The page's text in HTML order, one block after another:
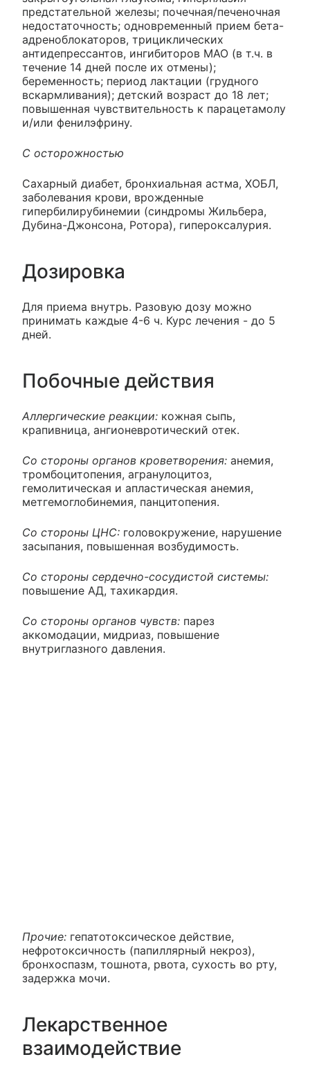
предстательной железы; почечная/печеночная
недостаточность; одновременный прием бета-
адреноблокаторов, трициклических
антидепрессантов, ингибиторов МАО (в т.ч. в
течение 14 дней после их отмены);
беременность; период лактации (грудного
вскармливания); детский возраст до 18 лет;
повышенная чувствительность к парацетамолу
и/или фенилэфрину.
C осторожностью
Сахарный диабет, бронхиальная астма, ХОБЛ,
заболевания крови, врожденные
гипербилирубинемии (синдромы Жильбера,
Дубина-Джонсона, Ротора), гипероксалурия.
Дозировка
Для приема внутрь. Разовую дозу можно
принимать каждые 4-6 ч. Курс лечения - до 5
дней.
Побочные действия
Аллергические реакции: кожная сыпь,
крапивница, ангионевротический отек.
Со стороны органов кроветворения: анемия,
тромбоцитопения, агранулоцитоз,
гемолитическая и апластическая анемия,
метгемоглобинемия, панцитопения.
Со стороны ЦНС: головокружение, нарушение
засыпания, повышенная возбудимость.
Со стороны сердечно-сосудистой системы:
повышение АД, тахикардия.
Со стороны органов чувств: парез
аккомодации, мидриаз, повышение
внутриглазного давления.
Прочие: гепатотоксическое действие,
нефротоксичность (папиллярный некроз),
бронхоспазм, тошнота, рвота, сухость во рту,
задержка мочи.
Лекарственное
взаимодействие